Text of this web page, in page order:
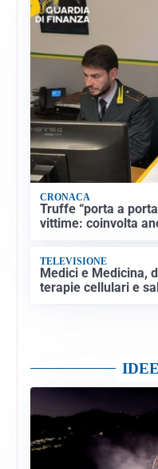
CRONACA
Truffe “porta a
vittime: coinvolta
TELEVISIONE
Medici e Medicina,
terapie cellulari e